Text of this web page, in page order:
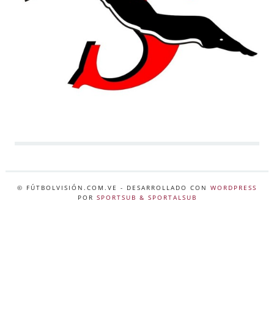
© FÚTBOLVISIÓN.COM.VE - DESARROLLADO CON WORDPRESS
POR SPORTSUB & SPORTALSUB